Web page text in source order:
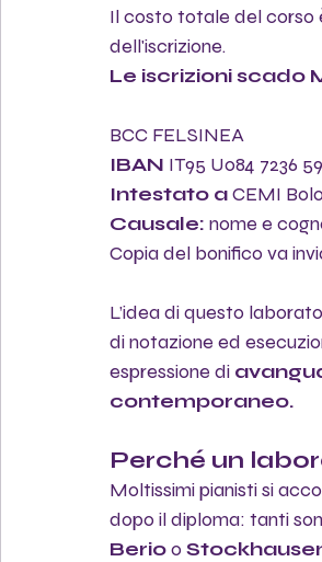
Il costo totale del corso
dell'iscrizione.
Le iscrizioni scado
BCC FELSINEA
IBAN IT95 U084 7236
Intestato a CEMI
Causale: nome e
Copia del bonifico va
L’idea di questo
di notazione ed
espressione di
contemporaneo.
Perché un
Moltissimi pianisti si
dopo il diploma: tanti
Berio o